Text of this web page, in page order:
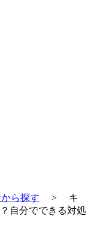
ら探す > キ
自分でできる対処